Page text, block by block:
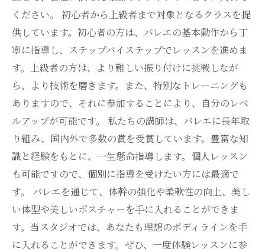
ください。 初心者から上級者まで対象となるクラスを提
供しています。初心者の方は、バレエの基本動作から丁
寧に指導し、ステップバイステップでレッスンを進めま
す。上級者の方は、より難しい振り付けに挑戦しなが
ら、より技術を磨きます。また、特別なトレーニングも
ありますので、それに参加することにより、自分のレベ
ルアップが可能です。 私たちの講師は、バレエに長年取
り組み、国内外で多数の賞を受賞しています。豊富な知
識と経験をもとに、一生懸命指導します。個人レッスン
も可能ですので、個別に指導を受けたい方には最適で
す。 バレエを通じて、体幹の強化や柔軟性の向上、美し
い体型や美しいポスチャーを手に入れることができま
す。当スタジオでは、あなたも理想のボディラインを手
に入れることができます。ぜひ、一度体験レッスンに参